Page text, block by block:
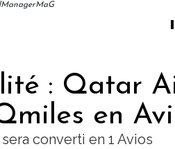
IFTM
: Qatar
en
converti en 1 Avios